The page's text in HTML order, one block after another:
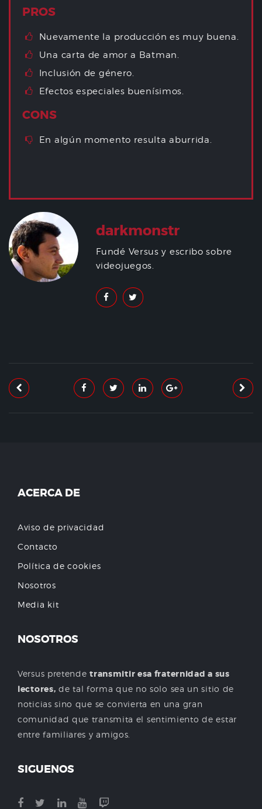
PROS
Nuevamente la producción es muy buena.
Una carta de amor a Batman.
Inclusión de género.
Efectos especiales buenísimos.
CONS
En algún momento resulta aburrida.
darkmonstr
Fundé Versus y escribo sobre
videojuegos.
ACERCA DE
Aviso de privacidad
Contacto
Política de cookies
Nosotros
Media kit
NOSOTROS
Versus pretendetransmitir esa fraternidad a sus
lectores, de tal forma que no solo sea un sitio de
noticias sino que se convierta en una gran
comunidad que transmita el sentimiento de estar
entre familiares y amigos.
SIGUENOS